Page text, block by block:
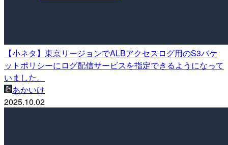
【小ネタ】東京リージョンでALBアクセスログ用のS3バケ
ットポリシーにログ配信サービスを指定できるようになって
いました。
あかいけ
2025.10.02